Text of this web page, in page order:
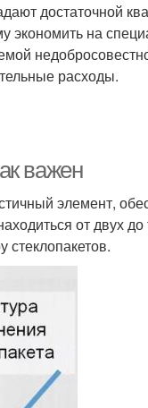
достаточной
на
расходы.
важен
элемент,
от двух до
стеклопакетов.